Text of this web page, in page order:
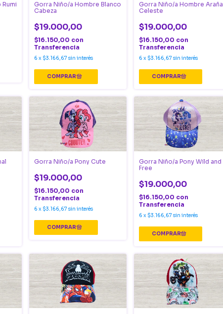
Gorra Niño/a Hombre Blanco
Cabeza
$19.000,00
$16.150,00 con
Transferencia
6 x $3.166,67 sin interés
Gorra Niño/a Hombre Araña
Celeste
$19.000,00
$16.150,00 con
Transferencia
6 x $3.166,67 sin interés
Gorra Niño/a Pony Cute
$19.000,00
$16.150,00 con
Transferencia
6 x $3.166,67 sin interés
Gorra Niño/a Pony Wild and
Free
$19.000,00
$16.150,00 con
Transferencia
6 x $3.166,67 sin interés